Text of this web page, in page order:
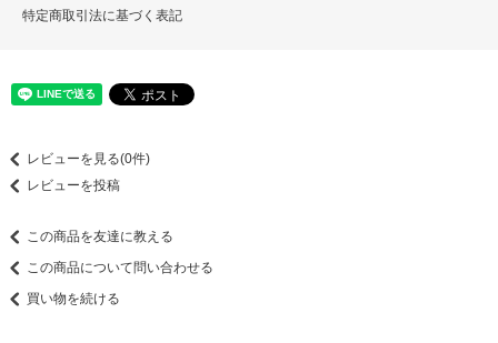
特定商取引法に基づく表記
レビューを見る(0件)
レビューを投稿
この商品を友達に教える
この商品について問い合わせる
買い物を続ける